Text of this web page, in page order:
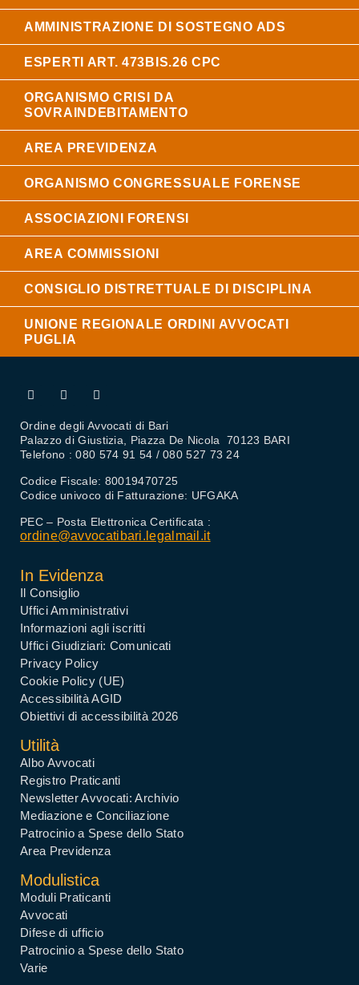
AMMINISTRAZIONE DI SOSTEGNO ADS
ESPERTI ART. 473BIS.26 CPC
ORGANISMO CRISI DA
SOVRAINDEBITAMENTO
AREA PREVIDENZA
ORGANISMO CONGRESSUALE FORENSE
ASSOCIAZIONI FORENSI
AREA COMMISSIONI
CONSIGLIO DISTRETTUALE DI DISCIPLINA
UNIONE REGIONALE ORDINI AVVOCATI
PUGLIA
Ordine degli Avvocati di Bari
Palazzo di Giustizia, Piazza De Nicola 70123 BARI
Telefono : 080 574 91 54 / 080 527 73 24
Codice Fiscale: 80019470725
Codice univoco di Fatturazione: UFGAKA
PEC – Posta Elettronica Certificata :
ordine@avvocatibari.legalmail.it
In Evidenza
Il Consiglio
Uffici Amministrativi
Informazioni agli iscritti
Uffici Giudiziari: Comunicati
Privacy Policy
Cookie Policy (UE)
Accessibilità AGID
Obiettivi di accessibilità 2026
Utilità
Albo Avvocati
Registro Praticanti
Newsletter Avvocati: Archivio
Mediazione e Conciliazione
Patrocinio a Spese dello Stato
Area Previdenza
Modulistica
Moduli Praticanti
Avvocati
Difese di ufficio
Patrocinio a Spese dello Stato
Varie